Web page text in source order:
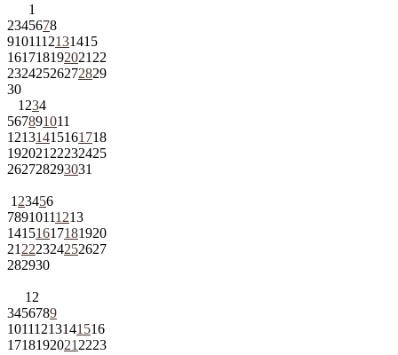
1
2345678
9101112131415
161718192021 22
23242526272829
30
1 234
567891011
12131415161718
192021 22232425
262728293031
1 23456
78910111213
14151617181920
21 222324252627
282930
1 2
3456789
10111213141516
1718192021 2223